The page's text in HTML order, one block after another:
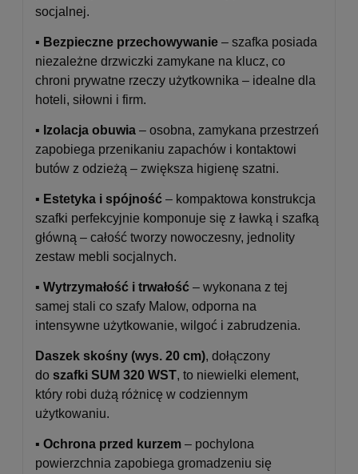
socjalnej.
▪️ Bezpieczne przechowywanie – szafka posiada
niezależne drzwiczki zamykane na klucz, co
chroni prywatne rzeczy użytkownika – idealne dla
hoteli, siłowni i firm.
▪️ Izolacja obuwia – osobna, zamykana przestrzeń
zapobiega przenikaniu zapachów i kontaktowi
butów z odzieżą – zwiększa higienę szatni.
▪️ Estetyka i spójność – kompaktowa konstrukcja
szafki perfekcyjnie komponuje się z ławką i szafką
główną – całość tworzy nowoczesny, jednolity
zestaw mebli socjalnych.
▪️ Wytrzymałość i trwałość – wykonana z tej
samej stali co szafy Malow, odporna na
intensywne użytkowanie, wilgoć i zabrudzenia.
Daszek skośny (wys. 20 cm), dołączony
do szafki SUM 320 WST, to niewielki element,
który robi dużą różnicę w codziennym
użytkowaniu.
▪️ Ochrona przed kurzem – pochylona
powierzchnia zapobiega gromadzeniu się